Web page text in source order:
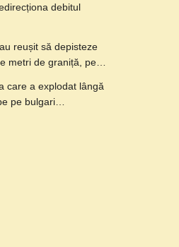
debitul
reușit să depisteze
metri de graniță, pe…
care a explodat lângă
pe bulgari…